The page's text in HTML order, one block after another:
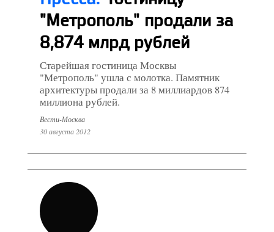
"Метрополь" продали за
8,874 млрд рублей
Старейшая гостиница Москвы
"Метрополь" ушла с молотка. Памятник
архитектуры продали за 8 миллиардов 874
миллиона рублей.
Вести-Москва
30 августа 2012